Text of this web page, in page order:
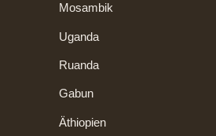
Mosambik
Uganda
Ruanda
Gabun
Äthiopien